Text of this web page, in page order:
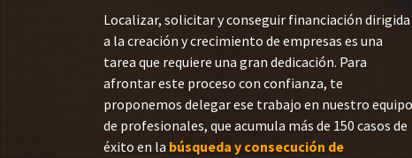
Localizar, solicitar y conseguir financiación dirigida
a la creación y crecimiento de empresas es una
tarea que requiere una gran dedicación. Para
afrontar este proceso con confianza, te
proponemos delegar ese trabajo en nuestro equipo
de profesionales, que acumula más de 150 casos de
éxito en la búsqueda y consecución de